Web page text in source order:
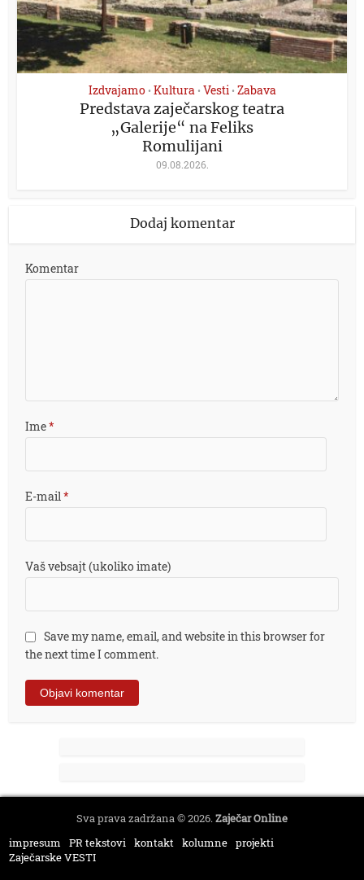
Izdvajamo • Kultura • Vesti • Zabava
Predstava zaječarskog teatra
„Galerije“ na Feliks
Romulijani
09.08.2026.
Dodaj komentar
Komentar
Ime*
E-mail*
Vaš vebsajt (ukoliko imate)
Save my name, email, and website in this browser for
the next time I comment.
Sva prava zadržana © 2026.Zaječar Online
impresum
PR tekstovi kontakt kolumne projekti
Zaječarske VESTI